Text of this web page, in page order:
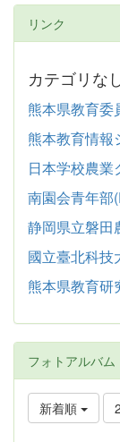
リンク
カテゴリな
熊本県教育委
熊本教育情報
日本学校農業
南園会青年部
静岡県立磐田
國立臺北科技
熊本県教育研
フォトアルバム
新着順